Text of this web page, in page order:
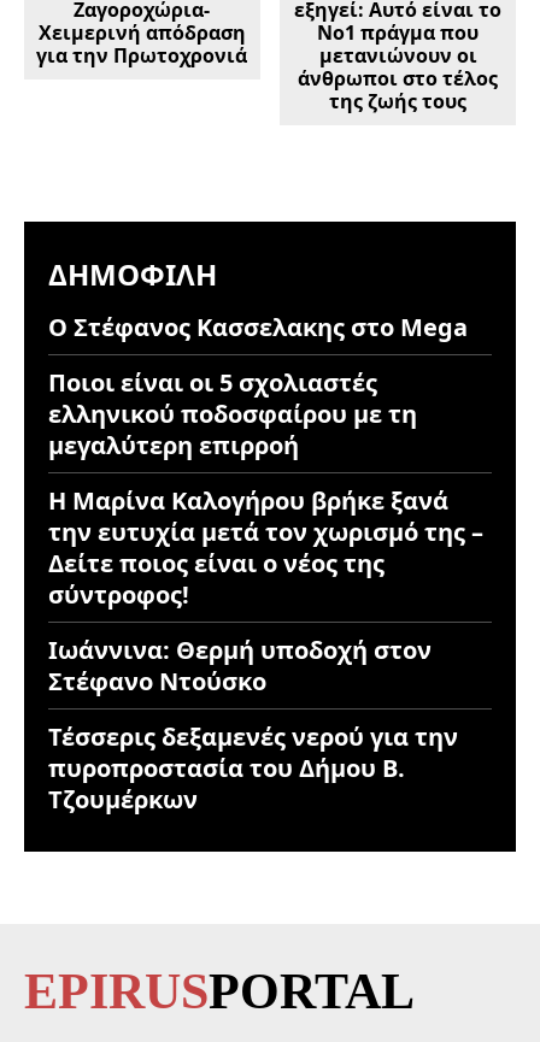
Ζαγοροχώρια-
Χειμερινή απόδραση
για την Πρωτοχρονιά
εξηγεί: Αυτό είναι το
Νο1 πράγμα που
μετανιώνουν οι
άνθρωποι στο τέλος
της ζωής τους
ΔΗΜΟΦΙΛΉ
Ο Στέφανος Κασσελακης στο Mega
Ποιοι είναι οι 5 σχολιαστές
ελληνικού ποδοσφαίρου με τη
μεγαλύτερη επιρροή
Η Μαρίνα Καλογήρου βρήκε ξανά
την ευτυχία μετά τον χωρισμό της –
Δείτε ποιος είναι ο νέος της
σύντροφος!
Ιωάννινα: Θερμή υποδοχή στον
Στέφανο Ντούσκο
Τέσσερις δεξαμενές νερού για την
πυροπροστασία του Δήμου Β.
Τζουμέρκων
EPIRUSPORTAL